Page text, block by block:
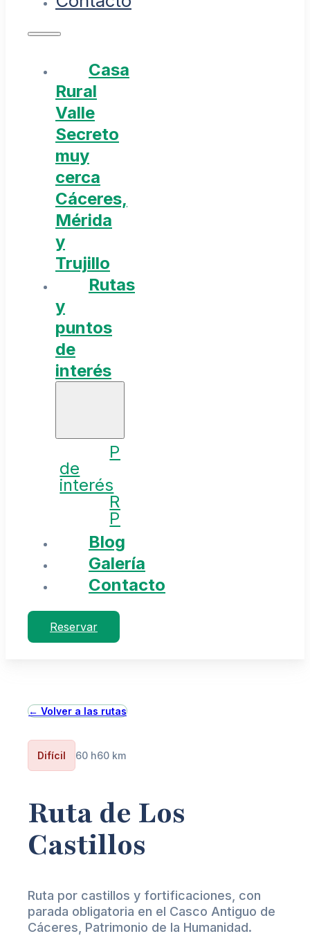
Casa
Rural
Valle
Secreto
muy
cerca
Cáceres,
Mérida
y
Trujillo
Rutas
y
puntos
de
interés
Puntos
de
interés
Rutas
Planes
Blog
Galería
Contacto
Reservar
← Volver a las rutas
Difícil 60 h60 km
Ruta de Los
Castillos
Ruta por castillos y fortificaciones, con
parada obligatoria en el Casco Antiguo de
Cáceres, Patrimonio de la Humanidad.